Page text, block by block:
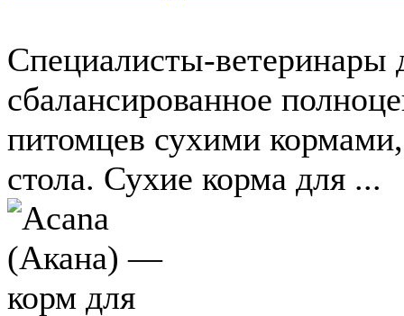
Специалисты-ветеринары
сбалансированное
питомцев сухими
стола. Сухие корма для ...